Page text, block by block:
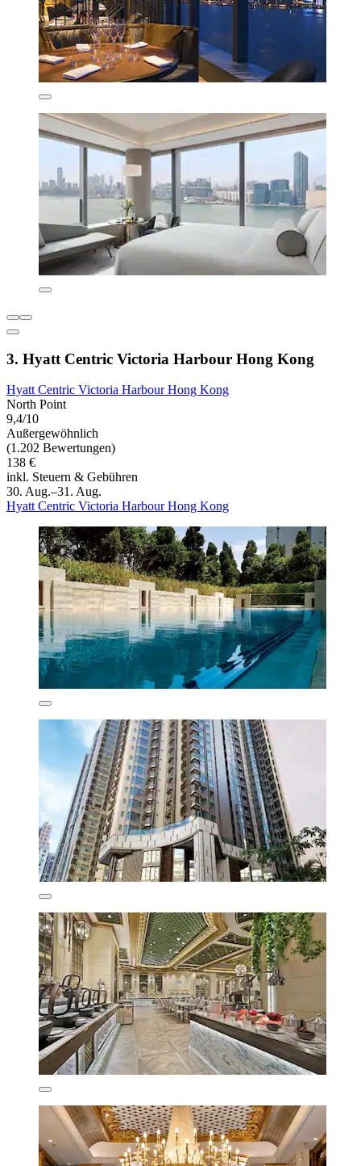
3. Hyatt Centric Victoria Harbour Hong Kong
Hyatt Centric Victoria Harbour Hong Kong
North Point
9,4/10
Außergewöhnlich
(1.202 Bewertungen)
138 €
inkl. Steuern & Gebühren
30. Aug.–31. Aug.
Hyatt Centric Victoria Harbour Hong Kong